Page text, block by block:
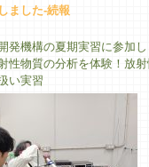
ました-続報
発機構の夏期実習に参加し
性物質の分析を体験！放
い実習